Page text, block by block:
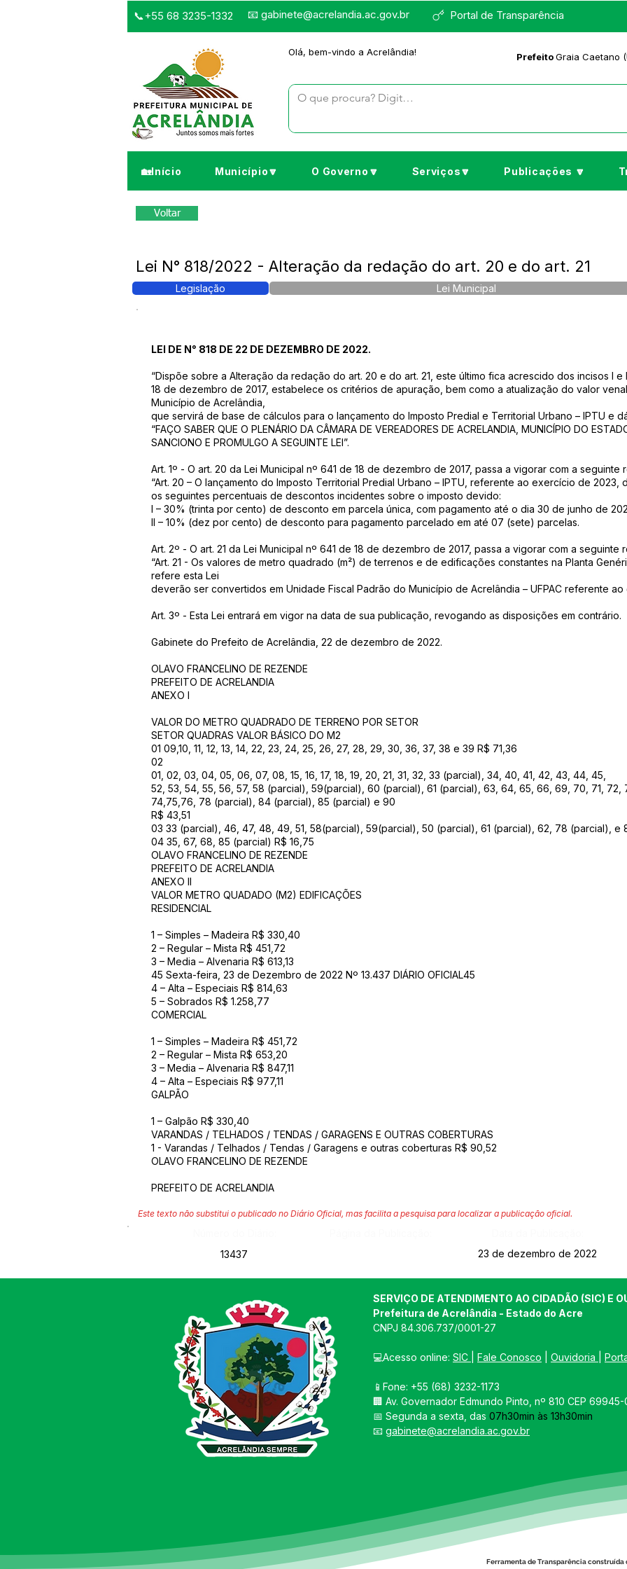
Portal de Transparência
📞+55 68 3235-1332 📧 gabinete@acrelandia.ac.gov.br
Olá, bem-vindo a Acrelândia! PrefeitoGraia Caetano
🏡Início Município🔽 O Governo🔽 Serviços🔽 Publicações 🔽
Voltar
Lei N° 818/2022 - Alteração da redação do art. 20 e do art. 21
Legislação Lei Municipal
LEI DE N° 818 DE 22 DE DEZEMBRO DE 2022.
“Dispõe sobre a Alteração da redação do art. 20 e do art. 21, este último fica acrescido dos incisos I e
18 de dezembro de 2017, estabelece os critérios de apuração, bem como a atualização do valor
Município de Acrelândia,
que servirá de base de cálculos para o lançamento do Imposto Predial e Territorial Urbano – IPTU e
“FAÇO SABER QUE O PLENÁRIO DA CÂMARA DE VEREADORES DE ACRELANDIA, MUNICÍPIO DO
SANCIONO E PROMULGO A SEGUINTE LEI”.
Art. 1º - O art. 20 da Lei Municipal nº 641 de 18 de dezembro de 2017, passa a vigorar com a seguinte
“Art. 20 – O lançamento do Imposto Territorial Predial Urbano – IPTU, referente ao exercício de
os seguintes percentuais de descontos incidentes sobre o imposto devido:
I – 30% (trinta por cento) de desconto em parcela única, com pagamento até o dia 30 de junho de
II – 10% (dez por cento) de desconto para pagamento parcelado em até 07 (sete) parcelas.
Art. 2º - O art. 21 da Lei Municipal nº 641 de 18 de dezembro de 2017, passa a vigorar com a seguinte
“Art. 21 - Os valores de metro quadrado (m²) de terrenos e de edificações constantes na Planta
refere esta Lei
deverão ser convertidos em Unidade Fiscal Padrão do Município de Acrelândia – UFPAC referente
Art. 3º - Esta Lei entrará em vigor na data de sua publicação, revogando as disposições em contrário.
Gabinete do Prefeito de Acrelândia, 22 de dezembro de 2022.
OLAVO FRANCELINO DE REZENDE
PREFEITO DE ACRELANDIA
ANEXO I
VALOR DO METRO QUADRADO DE TERRENO POR SETOR
SETOR QUADRAS VALOR BÁSICO DO M2
01 09,10, 11, 12, 13, 14, 22, 23, 24, 25, 26, 27, 28, 29, 30, 36, 37, 38 e 39 R$ 71,36
02
01, 02, 03, 04, 05, 06, 07, 08, 15, 16, 17, 18, 19, 20, 21, 31, 32, 33 (parcial), 34, 40, 41, 42, 43, 44, 45,
52, 53, 54, 55, 56, 57, 58 (parcial), 59(parcial), 60 (parcial), 61 (parcial), 63, 64, 65, 66, 69, 70, 71, 72,
74,75,76, 78 (parcial), 84 (parcial), 85 (parcial) e 90
R$ 43,51
03 33 (parcial), 46, 47, 48, 49, 51, 58(parcial), 59(parcial), 50 (parcial), 61 (parcial), 62, 78 (parcial), e
04 35, 67, 68, 85 (parcial) R$ 16,75
OLAVO FRANCELINO DE REZENDE
PREFEITO DE ACRELANDIA
ANEXO II
VALOR METRO QUADADO (M2) EDIFICAÇÕES
RESIDENCIAL
1 – Simples – Madeira R$ 330,40
2 – Regular – Mista R$ 451,72
3 – Media – Alvenaria R$ 613,13
45 Sexta-feira, 23 de Dezembro de 2022 Nº 13.437 DIÁRIO OFICIAL45
4 – Alta – Especiais R$ 814,63
5 – Sobrados R$ 1.258,77
COMERCIAL
1 – Simples – Madeira R$ 451,72
2 – Regular – Mista R$ 653,20
3 – Media – Alvenaria R$ 847,11
4 – Alta – Especiais R$ 977,11
GALPÃO
1 – Galpão R$ 330,40
VARANDAS / TELHADOS / TENDAS / GARAGENS E OUTRAS COBERTURAS
1 - Varandas / Telhados / Tendas / Garagens e outras coberturas R$ 90,52
OLAVO FRANCELINO DE REZENDE
PREFEITO DE ACRELANDIA
Este texto não substitui o publicado no Diário Oficial, mas facilita a pesquisa para localizar a publicação oficial.
13437
23 de dezembro de 2022
SERVIÇO DE ATENDIMENTO AO CIDADÃO (SIC) E
Prefeitura de Acrelândia - Estado do Acre
CNPJ 84.306.737/0001-27
💻Acesso online: SIC Fale Conosco Ouvidoria
📱Fone: +55 (68) 3232-1173
🏢 Av. Governador Edmundo Pinto, nº 810 CEP
📅 Segunda a sexta, das 07h30min às 13h30min
📧 gabinete@acrelandia.ac.gov.br
Ferramenta de Transparência construída